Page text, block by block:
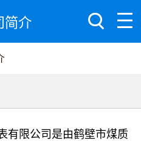
简介
限公司是由鹤壁市煤质